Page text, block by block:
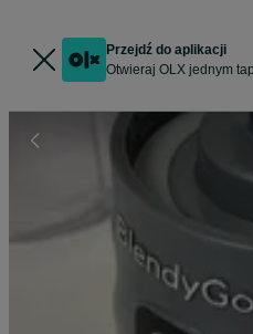
Przejdź do aplikacji
Otwieraj OLX jednym